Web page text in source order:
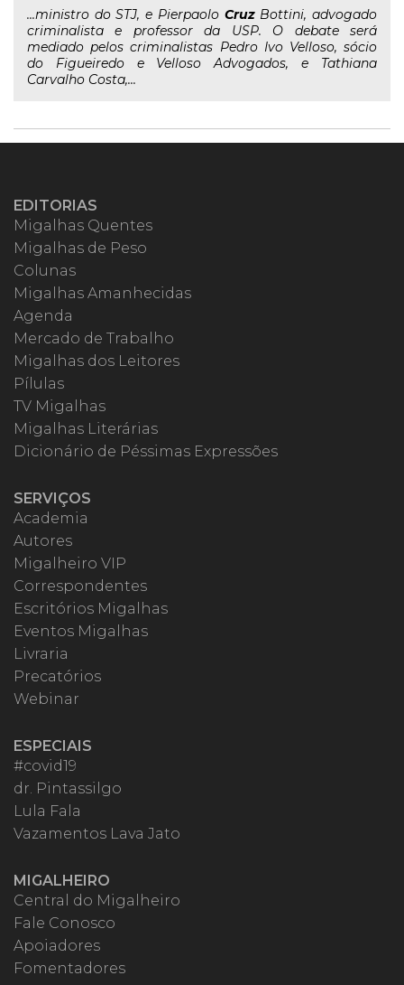
...ministro do STJ, e Pierpaolo CruzBottini, advogado
criminalista e professor da USP. O debate será
mediado pelos criminalistas Pedro Ivo Velloso, sócio
do Figueiredo e Velloso Advogados, e Tathiana
Carvalho Costa,...
EDITORIAS
Migalhas Quentes
Migalhas de Peso
Colunas
Migalhas Amanhecidas
Agenda
Mercado de Trabalho
Migalhas dos Leitores
Pílulas
TV Migalhas
Migalhas Literárias
Dicionário de Péssimas Expressões
SERVIÇOS
Academia
Autores
Migalheiro VIP
Correspondentes
Escritórios Migalhas
Eventos Migalhas
Livraria
Precatórios
Webinar
ESPECIAIS
#covid19
dr. Pintassilgo
Lula Fala
Vazamentos Lava Jato
MIGALHEIRO
Central do Migalheiro
Fale Conosco
Apoiadores
Fomentadores